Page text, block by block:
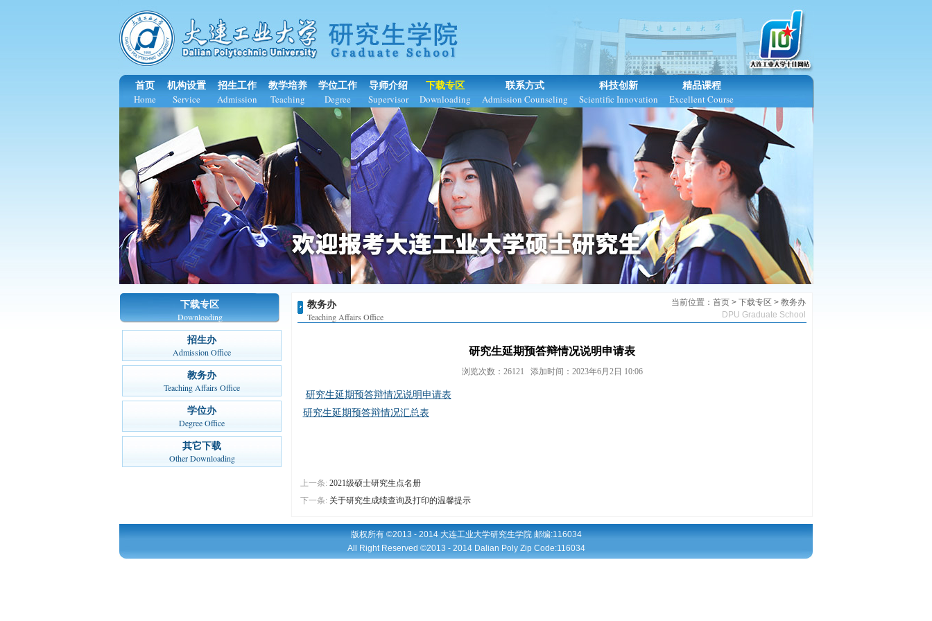
首页
Home
机构设置
Service
招生工作
Admission
教学培养
Teaching
学位工作
Degree
导师介绍
Supervisor
下载专区
Downloading
联系方式
Admission Counseling
科技创新
Scientific Innovation
精品课程
Excellent Course
下载专区
Downloading
招生办
Admission Office
教务办
Teaching Affairs Office
学位办
Degree Office
其它下载
Other Downloading
教务办
Teaching Affairs Office
当前位置： 首页 > 下载专区 > 教务办
DPU Graduate School
研究生延期预答辩情况说明申请表
浏览次数：26121 添加时间：2023年6月2日 10:06
研究生延期预答辩情况说明申请表
研究生延期预答辩情况汇总表
上一条: 2021级硕士研究生点名册
下一条: 关于研究生成绩查询及打印的温馨提示
版权所有 ©2013 - 2014 大连工业大学研究生学院 邮编:116034
All Right Reserved ©2013 - 2014 Dalian Poly Zip Code:116034